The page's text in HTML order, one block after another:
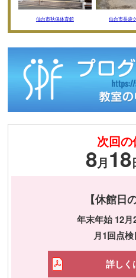
仙台市秋保体育館 仙台市長袋
次回の
8月18
【休館日
年末年始 12月
月1回点
詳しく